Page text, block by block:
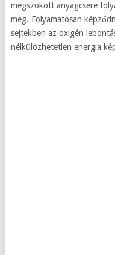
megszokott anyagcsere
meg. Folyamatosan
sejtekben az oxigén
nélkülözhetetlen energia